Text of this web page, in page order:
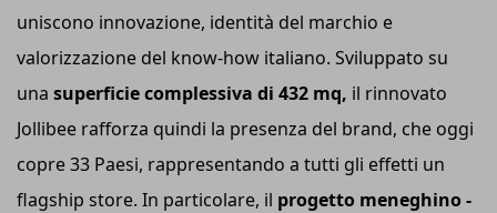
uniscono innovazione, identità del marchio e
valorizzazione del know-how italiano. Sviluppato su
una superficie complessiva di 432 mq, il rinnovato
Jollibee rafforza quindi la presenza del brand, che oggi
copre 33 Paesi, rappresentando a tutti gli effetti un
flagship store. In particolare, il progetto meneghino -